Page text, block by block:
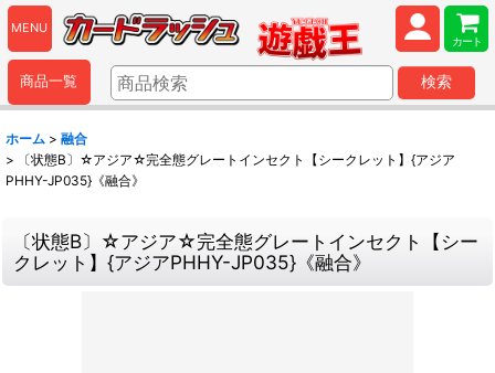
MENU
カート
商品一覧 検索
ホーム > 融合
>
〔状態B〕☆アジア☆完全態グレートインセクト【シークレット】{アジア
PHHY-JP035}《融合》
〔状態B〕☆アジア☆完全態グレートインセクト【シー
クレット】{アジアPHHY-JP035}《融合》